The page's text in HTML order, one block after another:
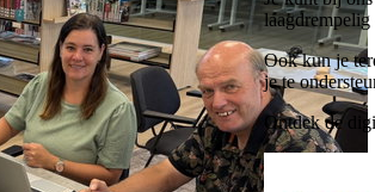
Ook kun je
je te
Ontdek de